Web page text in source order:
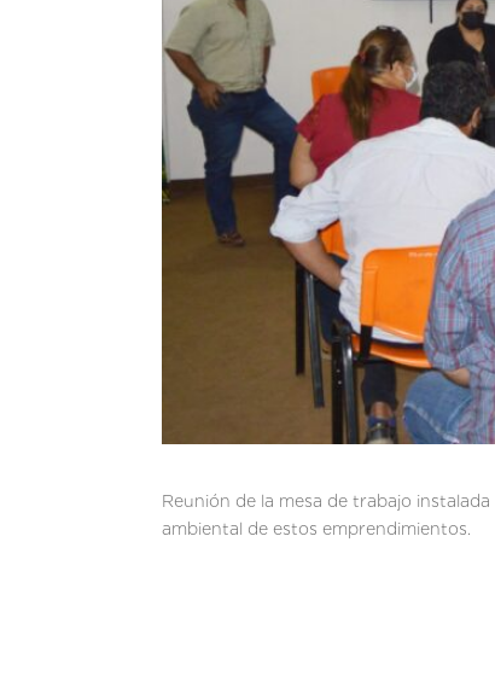
Reunión de la mesa de trabajo
ambiental de estos emprendimientos.